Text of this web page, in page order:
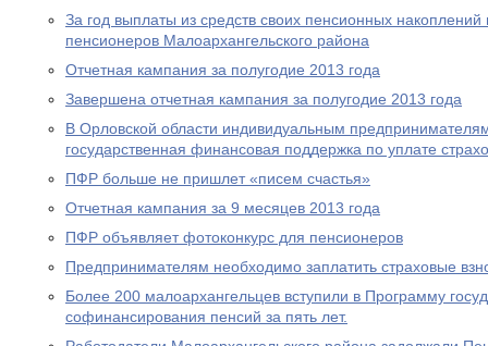
За год выплаты из средств своих пенсионных накоплений
пенсионеров Малоархангельского района
Отчетная кампания за полугодие 2013 года
Завершена отчетная кампания за полугодие 2013 года
В Орловской области индивидуальным
государственная финансовая поддержка по уплате
ПФР больше не пришлет «писем счастья»
Отчетная кампания за 9 месяцев 2013 года
ПФР объявляет фотоконкурс для пенсионеров
Предпринимателям необходимо заплатить страховые
Более 200 малоархангельцев вступили в Программу
софинансирования пенсий за пять лет.